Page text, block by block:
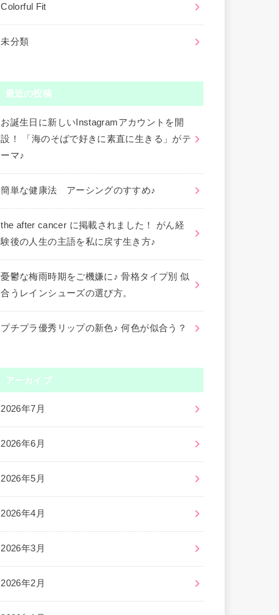
Colorful Fit
未分類
最近の投稿
お誕生日に新しいInstagramアカウントを開
設！ 「海のそばで好きに素直に生きる」がテ
ーマ♪
簡単な健康法 アーシングのすすめ♪
the after cancer に掲載されました！ がん経
験後の人生の主語を私に戻す生き方♪
憂鬱な梅雨時期をご機嫌に♪ 骨格タイプ別 似
合うレインシューズの選び方。
プチプラ優秀リップの新色♪ 何色が似合う？
アーカイブ
2026年7月
2026年6月
2026年5月
2026年4月
2026年3月
2026年2月